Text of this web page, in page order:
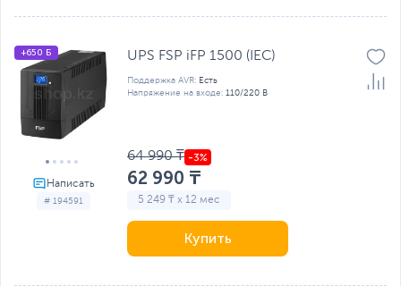
# 194591
+650 Б UPS FSP iFP 1500 (IEC)
Поддержка AVR: Есть
Напряжение на входе: 110/220 В
64 990 ₸
62 990 ₸
5 249 ₸ x 12 мес
Купить